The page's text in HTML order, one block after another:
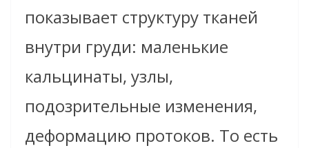
показывает структуру тканей
внутри груди: маленькие
кальцинаты, узлы,
подозрительные изменения,
деформацию протоков. То есть